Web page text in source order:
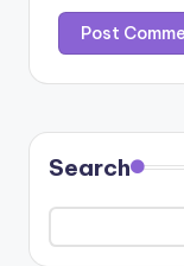
Search